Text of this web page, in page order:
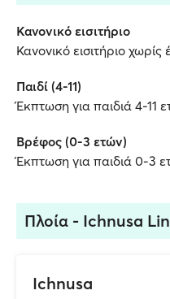
Κανονικό εισιτήριο
Κανονικό εισιτήριο
Παιδί (4-11)
Έκπτωση για παιδιά 4-11
Βρέφος (0-3 ετών)
Έκπτωση για παιδιά 0-3
Πλοία - Ichnusa
Ichnusa